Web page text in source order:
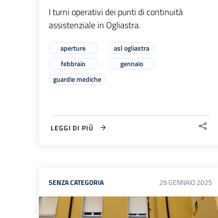
I turni operativi dei punti di continuità
assistenziale in Ogliastra.
aperture
asl ogliastra
febbraio
gennaio
guardie mediche
LEGGI DI PIÙ
SENZA CATEGORIA 29GENNAIO2025